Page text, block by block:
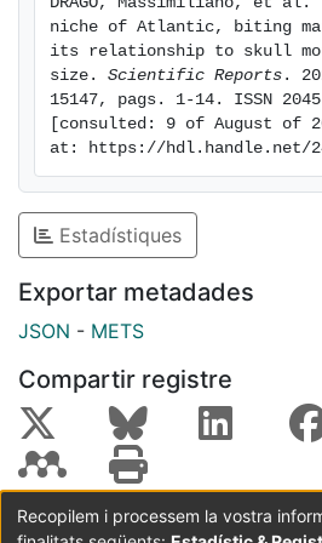
limited trophic flexibility for
ecological redundancy, which
for ecosystem-based fisheries
niche of Atlantic, biting
its relationship to skull
size. Scientific Reports .
15147, pags. 1-14. ISSN
[consulted: 9 of August of
at: https://hdl.handle.net/
Estadístiques
Exportar metadades
JSON - METS
Compartir registre
Coordinació:CRAI UB Avís legal Metadades
Recopilem i processem la vostra